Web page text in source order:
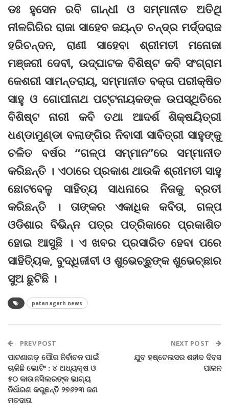
ଡଃ ହୁସେନ ରବି ଗାନ୍ଧୀ ଓ ସମ୍ମାନୀତ ଅତିଥି
ନୀଳଗିରିର ରାଜା ସାହେବ ଜୟନ୍ତ ଚନ୍ଦ୍ର ମର୍ଦ୍ଦରାଜ
ହରିଚନ୍ଦନ, ରାଣୀ ସାହେବା ଶ୍ରୀମତୀ ମନୋଜା
ମଞ୍ଜରୀ ଦେବୀ, ଉଦ୍‌ଘାଟକ ବିଶିଷ୍ଟ କବି ସଂଗ୍ରାମ
କେଶରୀ ସାମନ୍ତରାୟ, ସମ୍ମାନୀତ ବକ୍ତା ପରୀକ୍ଷିତ
ସାହୁ ଓ ଗୋପୀନାଥ ପଟ୍ଟନାୟକଙ୍କ ଉପସ୍ଥିତିରେ
ବିଶିଷ୍ଟ ନାରୀ କବି ତଥା ଆଦର୍ଶ ଶିକ୍ଷୟିତ୍ରୀ
ଧଣ୍ଡାମୁଣ୍ଡା ବଲାଙ୍ଗିର ନିବାସୀ ସାବିତ୍ରୀ ସାହୁଙ୍କୁ
ଚଳିତ ବର୍ଷର “ଗଳ୍ପ ସମ୍ମାନ”ରେ ସମ୍ମାନୀତ
କରିଛନ୍ତି । ଏଠାରେ ପ୍ରକାଶ ଥାଉକି ଶ୍ରୀମତୀ ସାହୁ
ଛୋଟବେଳୁ ସାହିତ୍ୟ ସାଧନାରେ ନିଜକୁ ବ୍ରତୀ
କରିଛନ୍ତି । ତାଙ୍କର ଏକାଧିକ କବିତା, ଗଳ୍ପ
ଓଡିଶାର ବିଭିନ୍ନ ପତ୍ର ପତ୍ରିକାରେ ପ୍ରକାଶିତ
ହୋଇ ଆସୁଛି । ଏ ଖବର ପ୍ରସାରିତ ହେବା ପରେ
ସାହିତ୍ୟିକ, ବୁଦ୍ଧିଜୀବୀ ଓ ଶୁଭେଚ୍ଛୁଙ୍କ ଶୁଭେଚ୍ଛାର
ସୁଅ ଛୁଟିଛି ।
patanagarh news
PREV POST
ପାଟଣାଗଡ଼ ପୌର ନିର୍ବାଚନ ପାଇଁ
ଚାଳିଛି ଭୋଟିଂ : ୪ ଅଧ୍ୟକ୍ଷ ଓ
୫୦ କାଉନସିଲରଙ୍କ ଭାଗ୍ୟ
ନିର୍ଧାରଣ କରୁଛନ୍ତି ୨୭୬୨୩ ଜଣ
ମତଦାତା
NEXT POST
ଯୁବ ହଷ୍ଟେଲସର ଶହୀଦ ଦିବସ
ପାଳନ